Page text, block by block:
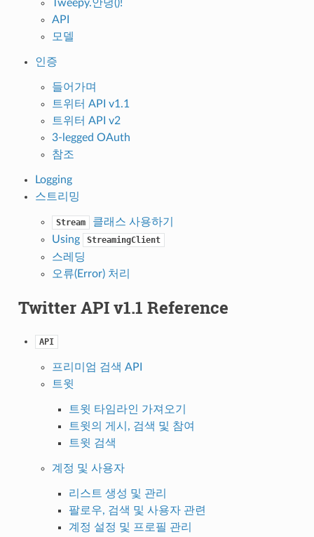
Tweepy.안녕()!
API
모델
인증
들어가며
트위터 API v1.1
트위터 API v2
3-legged OAuth
참조
Logging
스트리밍
Stream
클래스 사용하기
Using
StreamingClient
스레딩
오류(Error) 처리
Twitter API v1.1 Reference
API
프리미엄 검색 API
트윗
트윗 타임라인 가져오기
트윗의 게시, 검색 및 참여
트윗 검색
계정 및 사용자
리스트 생성 및 관리
팔로우, 검색 및 사용자 관련
계정 설정 및 프로필 관리